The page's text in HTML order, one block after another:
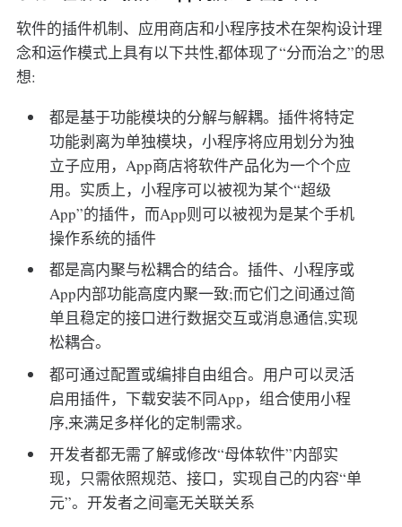
软件的插件机制、应用商店和小程序技术在架构设计理
念和运作模式上具有以下共性,都体现了“分而治之”的思
想:
都是基于功能模块的分解与解耦。插件将特定
功能剥离为单独模块，小程序将应用划分为独
立子应用，App商店将软件产品化为一个个应
用。实质上，小程序可以被视为某个“超级
App”的插件，而App则可以被视为是某个手机
操作系统的插件
都是高内聚与松耦合的结合。插件、小程序或
App内部功能高度内聚一致;而它们之间通过简
单且稳定的接口进行数据交互或消息通信,实现
松耦合。
都可通过配置或编排自由组合。用户可以灵活
启用插件，下载安装不同App，组合使用小程
序,来满足多样化的定制需求。
开发者都无需了解或修改“母体软件”内部实
现，只需依照规范、接口，实现自己的内容“单
元”。开发者之间毫无关联关系